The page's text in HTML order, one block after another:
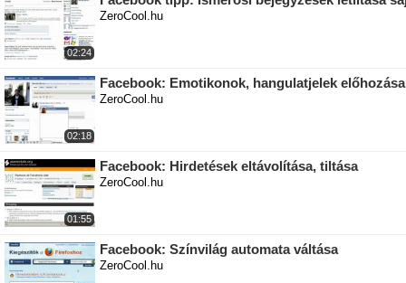
02:24
ZeroCool.hu
02:18
Facebook: Emotikonok, hangulatjelek előhozása
ZeroCool.hu
01:55
Facebook: Hirdetések eltávolítása, tiltása
ZeroCool.hu
Facebook: Színvilág automata váltása
ZeroCool.hu